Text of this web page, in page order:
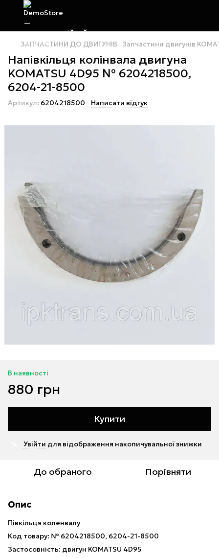
ЗАПЧАСТИНИ ДО ДВИГУНІВ Запчастини двигунів
Напівкільця колінвала двигуна
KOMATSU 4D95 № 6204218500,
6204-21-8500
Артикул: 6204218500 Написати відгук
В наявності
880 грн
Купити
Увійти для відображення накопичувальної знижки
До обраного Порівняти
Опис
Півкільця коленвалу
Код товару: № 6204218500, 6204-21-8500
Застосовність: двигун KOMATSU 4D95